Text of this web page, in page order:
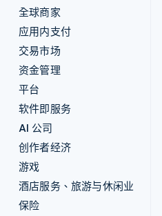
全球商家
应用内支付
交易市场
资金管理
平台
软件即服务
AI 公司
创作者经济
游戏
酒店服务、旅游与休闲业
保险